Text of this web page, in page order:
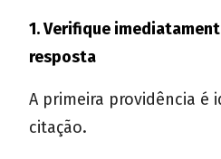
1. Verifique
resposta
A primeira providência é
citação.